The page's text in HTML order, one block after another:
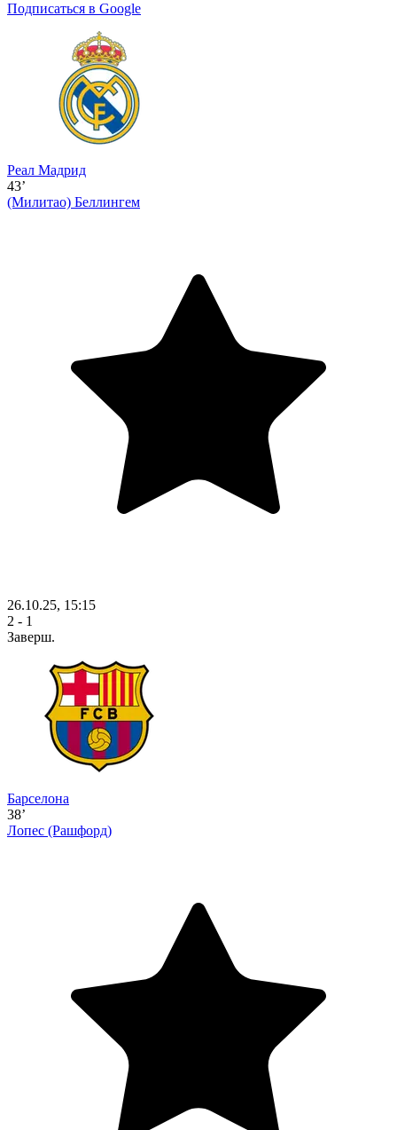
Подписаться в Google
Реал Мадрид
43’
(Милитао) Беллингем
26.10.25, 15:15
2 - 1
Заверш.
Барселона
38’
Лопес (Рашфорд)